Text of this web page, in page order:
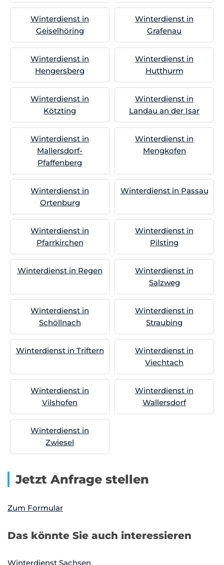
Winterdienst in
Geiselhöring
Winterdienst in
Grafenau
Winterdienst in
Hengersberg
Winterdienst in
Hutthurm
Winterdienst in
Kötzting
Winterdienst in
Landau an der Isar
Winterdienst in
Mallersdorf-
Pfaffenberg
Winterdienst in
Mengkofen
Winterdienst in
Ortenburg
Winterdienst in Passau
Winterdienst in
Pfarrkirchen
Winterdienst in
Pilsting
Winterdienst in Regen
Winterdienst in
Salzweg
Winterdienst in
Schöllnach
Winterdienst in
Straubing
Winterdienst in Triftern
Winterdienst in
Viechtach
Winterdienst in
Vilshofen
Winterdienst in
Wallersdorf
Winterdienst in
Zwiesel
Jetzt Anfrage stellen
Zum Formular
Das könnte Sie auch interessieren
Winterdienst Sachsen